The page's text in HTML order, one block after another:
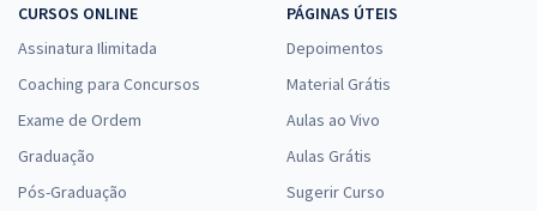
CURSOS ONLINE
Assinatura Ilimitada
Coaching para Concursos
Exame de Ordem
Graduação
Pós-Graduação
PÁGINAS ÚTEIS
Depoimentos
Material Grátis
Aulas ao Vivo
Aulas Grátis
Sugerir Curso